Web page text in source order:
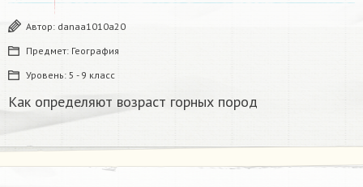
Автор: danaa1010a20
Предмет: География
Уровень: 5 - 9 класс
Как определяют возраст горных пород